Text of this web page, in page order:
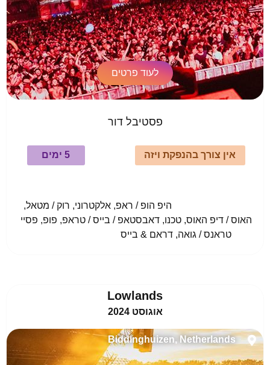
לעוד פרטים
פסטיבל דור
אין צורך בהנפקת ויזה 5 ימים
				היפ הופ / ראפ, אלקטרוני, רוק / מטאל,
האוס / דיפ האוס, טכנו, דאבסטאפ / בייס / טראפ, פופ, פסיי
טראנס / גואה, דראם & בייס
Lowlands
אוגוסט 2024
Biddinghuizen, Netherlands